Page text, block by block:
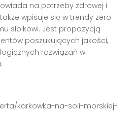
na potrzeby zdrowej i
wpisuje się w trendy zero
słoikowi. Jest propozycją
poszukujących jakości,
rozwiązań w
karkowka-na-soli-morskiej-